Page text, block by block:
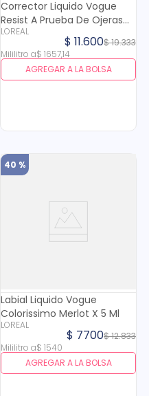
Corrector Liquido Vogue
Resist A Prueba De Ojeras
Canela X 7 Ml
LOREAL
$19.333
$ 11.600
Mililitro a$ 1657,14
AGREGAR A LA BOLSA
40 %
Labial Liquido Vogue
Colorissimo Merlot X 5 Ml
LOREAL
$12.833
$ 7700
Mililitro a$ 1540
AGREGAR A LA BOLSA